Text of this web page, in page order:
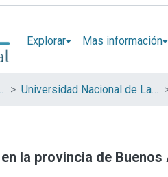
Explorar Mas información
de Buenos Aires Universidad Nacional de La Plata (UNLP)
la provincia de